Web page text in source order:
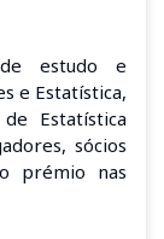
estudo e
e Estatística,
Estatística
sócios
prémio nas